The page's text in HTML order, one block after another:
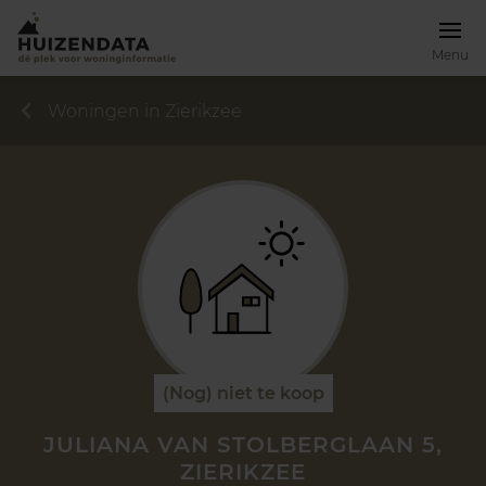
Menu
Woningen in Zierikzee
(Nog) niet te koop
JULIANA VAN STOLBERGLAAN 5,
ZIERIKZEE